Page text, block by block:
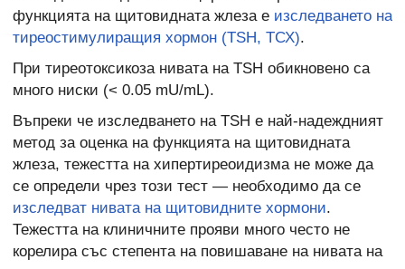
функцията на щитовидната жлеза е изследването на
тиреостимулиращия хормон (TSH, ТСХ).
При тиреотоксикоза нивата на TSH обикновено са
много ниски (< 0.05 mU/mL).
Въпреки че изследването на TSH е най-надеждният
метод за оценка на функцията на щитовидната
жлеза, тежестта на хипертиреоидизма не може да
се определи чрез този тест — необходимо да се
изследват нивата на щитовидните хормони.
Тежестта на клиничните прояви много често не
корелира със степента на повишаване на нивата на